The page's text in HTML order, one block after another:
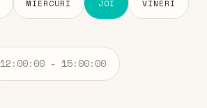
MIERCURI JOI VINERI
12:00:00 - 15:00:00